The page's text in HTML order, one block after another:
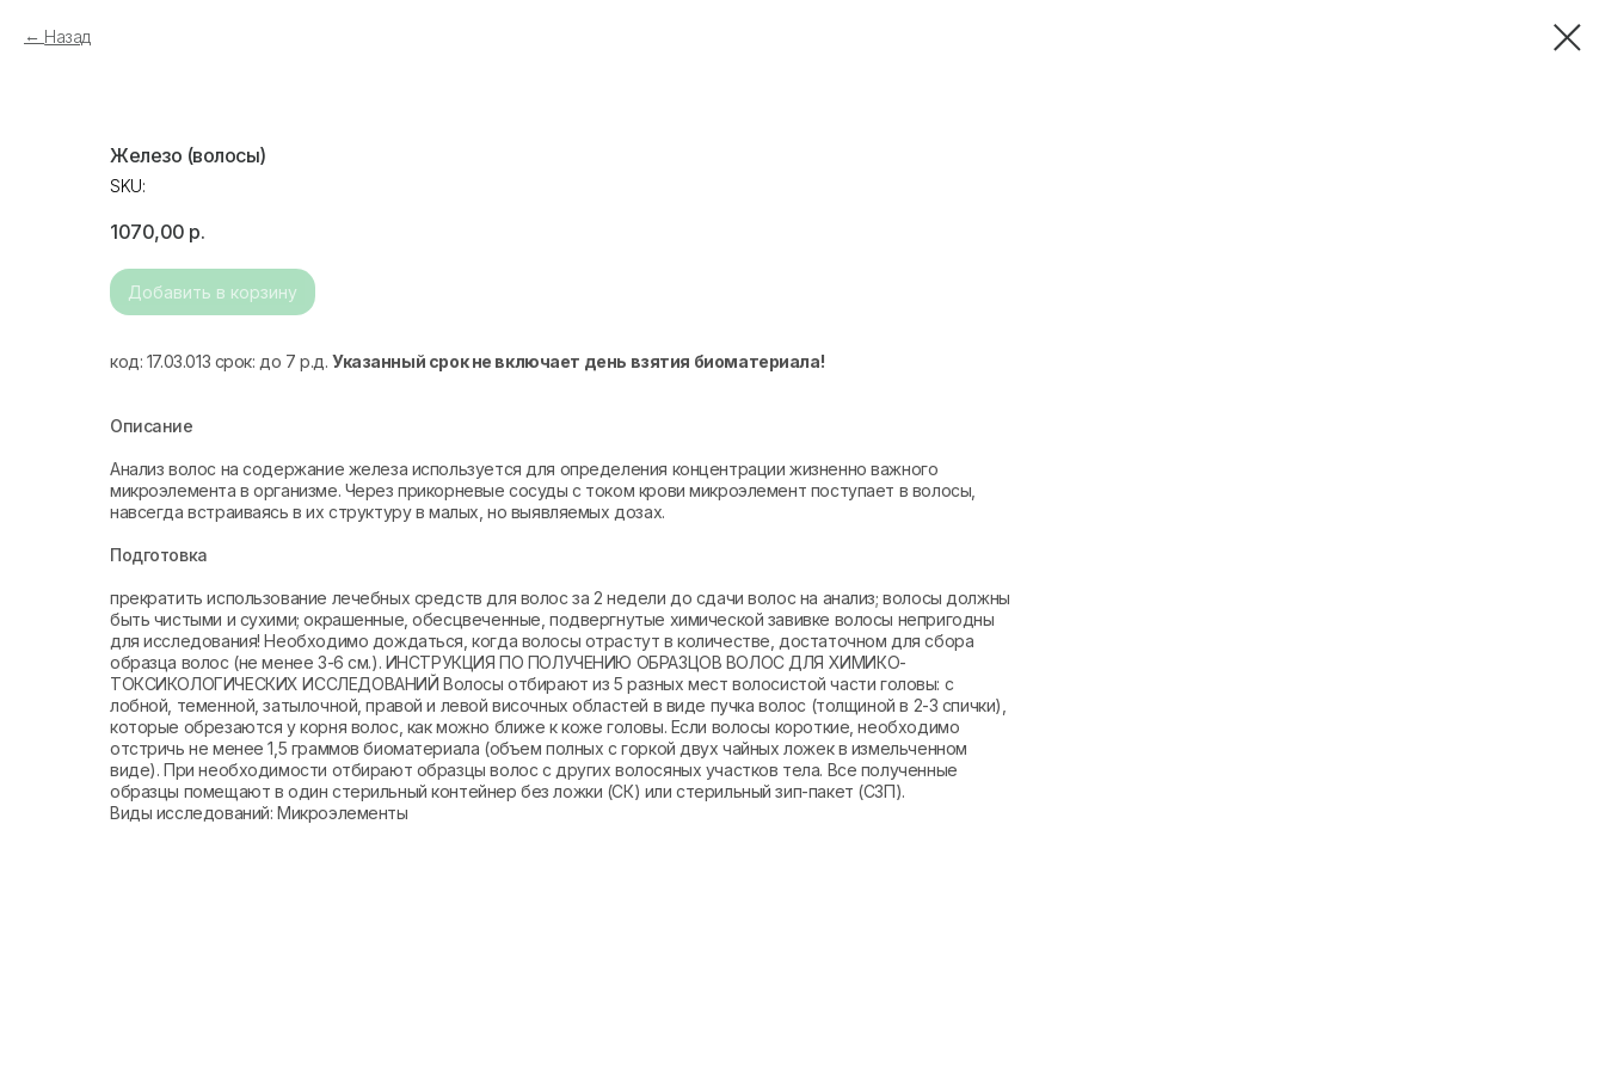
Назад
Железо (волосы)
SKU:
1070,00 р.
Добавить в корзину
код: 17.03.013 срок: до 7 р.д. Указанный срок не включает день взятия биоматериала!
Описание
Анализ волос на содержание железа используется для определения концентрации жизненно важного
микроэлемента в организме. Через прикорневые сосуды с током крови микроэлемент поступает в волосы,
навсегда встраиваясь в их структуру в малых, но выявляемых дозах.
Подготовка
прекратить использование лечебных средств для волос за 2 недели до сдачи волос на анализ; волосы должны
быть чистыми и сухими; окрашенные, обесцвеченные, подвергнутые химической завивке волосы непригодны
для исследования! Необходимо дождаться, когда волосы отрастут в количестве, достаточном для сбора
образца волос (не менее 3-6 см.). ИНСТРУКЦИЯ ПО ПОЛУЧЕНИЮ ОБРАЗЦОВ ВОЛОС ДЛЯ ХИМИКО-
ТОКСИКОЛОГИЧЕСКИХ ИССЛЕДОВАНИЙ Волосы отбирают из 5 разных мест волосистой части головы: с
лобной, теменной, затылочной, правой и левой височных областей в виде пучка волос (толщиной в 2-3 спички),
которые обрезаются у корня волос, как можно ближе к коже головы. Если волосы короткие, необходимо
отстричь не менее 1,5 граммов биоматериала (объем полных с горкой двух чайных ложек в измельченном
виде). При необходимости отбирают образцы волос с других волосяных участков тела. Все полученные
образцы помещают в один стерильный контейнер без ложки (СК) или стерильный зип-пакет (СЗП).
Виды исследований: Микроэлементы